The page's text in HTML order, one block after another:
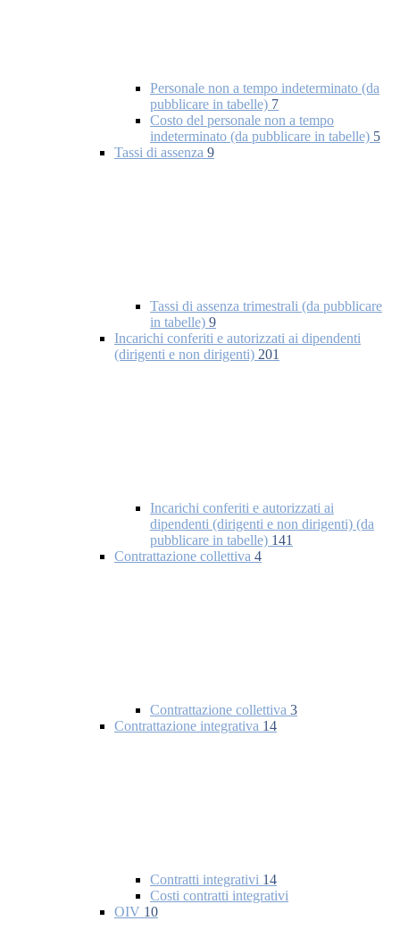
Personale non a tempo indeterminato (da
pubblicare in tabelle) 7
Costo del personale non a tempo
indeterminato (da pubblicare in tabelle) 5
Tassi di assenza 9
Tassi di assenza trimestrali (da pubblicare
in tabelle) 9
Incarichi conferiti e autorizzati ai dipendenti
(dirigenti e non dirigenti) 201
Incarichi conferiti e autorizzati ai
dipendenti (dirigenti e non dirigenti) (da
pubblicare in tabelle) 141
Contrattazione collettiva 4
Contrattazione collettiva 3
Contrattazione integrativa 14
Contratti integrativi 14
Costi contratti integrativi
OIV 10